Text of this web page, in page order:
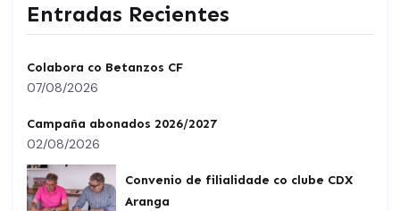
Entradas Recientes
Colabora co Betanzos CF
07/08/2026
Campaña abonados 2026/2027
02/08/2026
Convenio de filialidade co clube CDX
Aranga